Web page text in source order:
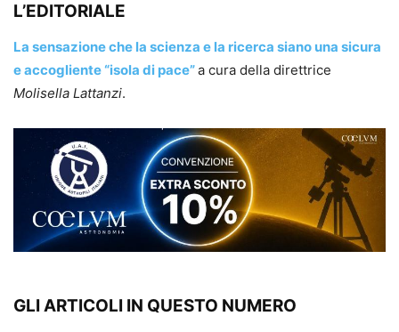
L’EDITORIALE
La sensazione che la scienza e la ricerca siano una sicura
e accogliente “isola di pace”a cura della direttrice
Molisella Lattanzi.
GLI ARTICOLI IN QUESTO NUMERO